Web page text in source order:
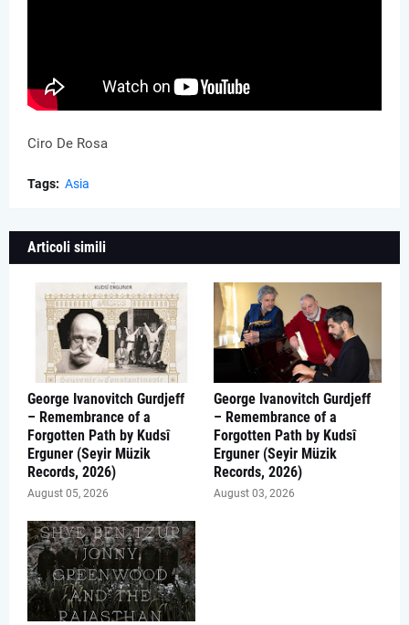
Ciro De Rosa
Tags: Asia
Articoli simili
George Ivanovitch Gurdjeff
– Remembrance of a
Forgotten Path by Kudsî
Erguner (Seyir Müzik
Records, 2026)
August 05, 2026
George Ivanovitch Gurdjeff
– Remembrance of a
Forgotten Path by Kudsî
Erguner (Seyir Müzik
Records, 2026)
August 03, 2026